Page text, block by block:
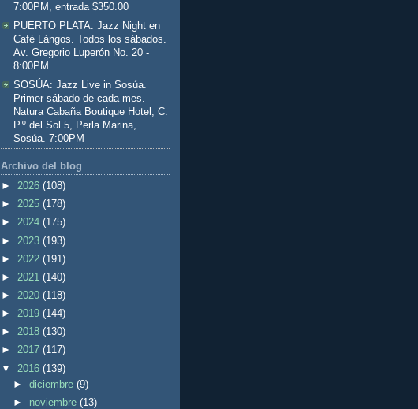
7:00PM, entrada $350.00
PUERTO PLATA: Jazz Night en
Café Lángos. Todos los sábados.
Av. Gregorio Luperón No. 20 -
8:00PM
SOSÚA: Jazz Live in Sosúa.
Primer sábado de cada mes.
Natura Cabaña Boutique Hotel; C.
P.º del Sol 5, Perla Marina,
Sosúa. 7:00PM
Archivo del blog
► 2026 (108)
► 2025 (178)
► 2024 (175)
► 2023 (193)
► 2022 (191)
► 2021 (140)
► 2020 (118)
► 2019 (144)
► 2018 (130)
► 2017 (117)
▼ 2016 (139)
►diciembre(9)
► noviembre(13)